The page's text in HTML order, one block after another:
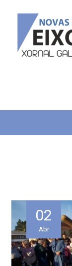
02
Abr